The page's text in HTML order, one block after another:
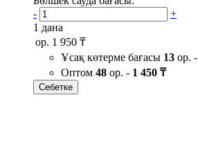
-
+
1 дана
ор. 1 950 ₸
Ұсақ көтерме бағасы 13 ор. -
Оптом 48 ор. - 1 450 ₸
Себетке